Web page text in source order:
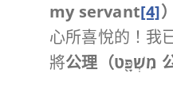
my servant[4]）
心所喜悅的！我
將公理（מִשְׁפָּ֖ט